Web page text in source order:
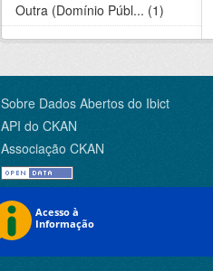
Outra (Domínio Públ... (1)
Sobre Dados Abertos do Ibict
API do CKAN
Associação CKAN